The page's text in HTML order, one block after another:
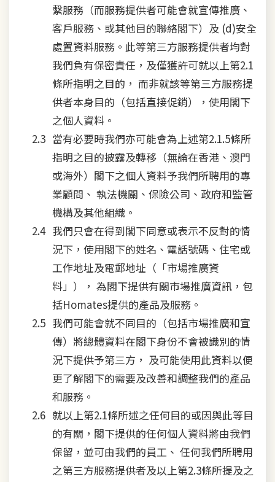
繫服務（而服務提供者可能會就宣傳推廣、
客戶服務、或其他目的聯絡閣下）及 (d)安全
處置資料服務。此等第三方服務提供者均對
我們負有保密責任，及僅獲許可就以上第2.1
條所指明之目的， 而非就該等第三方服務提
供者本身目的（包括直接促銷），使用閣下
之個人資料。
當有必要時我們亦可能會為上述第2.1.5條所
指明之目的披露及轉移（無論在香港、澳門
或海外）閣下之個人資料予我們所聘用的專
業顧問、 執法機關、保險公司、政府和監管
機構及其他組織。
我們只會在得到閣下同意或表示不反對的情
況下，使用閣下的姓名、電話號碼、住宅或
工作地址及電郵地址（「市場推廣資
料」）， 為閣下提供有關市場推廣資訊，包
括Homates提供的產品及服務。
我們可能會就不同目的（包括市場推廣和宣
傳）將總體資料在閣下身份不會被識別的情
況下提供予第三方， 及可能使用此資料以便
更了解閣下的需要及改善和調整我們的產品
和服務。
就以上第2.1條所述之任何目的或因與此等目
的有關，閣下提供的任何個人資料將由我們
保留，並可由我們的員工、 任何我們所聘用
之第三方服務提供者及以上第2.3條所提及之